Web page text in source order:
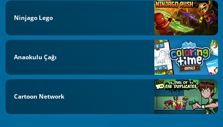
Ninjago Lego
Anaokulu Çağı
Cartoon Network